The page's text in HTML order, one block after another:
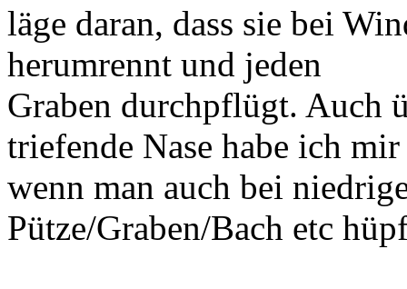
läge daran, dass sie bei
herumrennt und jeden
Graben durchpflügt. Auch
triefende Nase habe ich
wenn man auch bei
Pütze/Graben/Bach etc